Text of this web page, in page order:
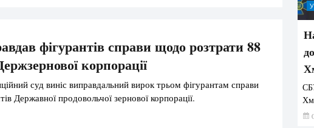
фігурантів справи щодо розтрати 88
корпорації
суд виніс виправдальний вирок трьом фігурантам справи
Державної продовольчої зернової корпорації.